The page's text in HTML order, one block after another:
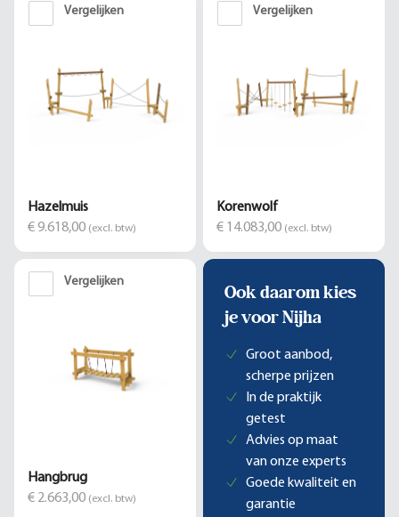
Vergelijken
Hazelmuis
€ 9.618,00 (excl. btw)
Vergelijken
Korenwolf
€ 14.083,00 (excl. btw)
Vergelijken
Hangbrug
€ 2.663,00 (excl. btw)
Ook daarom kies
je voor Nijha
Groot aanbod,
scherpe prijzen
In de praktijk
getest
Advies op maat
van onze experts
Goede kwaliteit en
garantie